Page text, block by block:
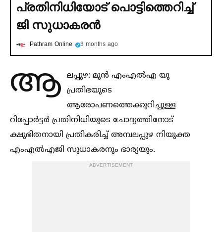
പ്രതിനിധിയോട് പൊട്ടിത്തെറിച്ച്‌
ജി സുധാകരൻ
Pathram Online 3 months ago
ആ ലപ്പുഴ: മുൻ എംഎല്‍എ യു
പ്രതിഭയുടെ
ആരോപണത്തെക്കുറിച്ചുള്ള
റിപ്പോർട്ടർ പ്രതിനിധിയുടെ ചോദ്യത്തിനോട്
ക്ഷുഭിതനായി പ്രതികരിച്ച്‌ അമ്പലപ്പുഴ നിയുക്ത
എംഎല്‍എജി സുധാകരനും ഭാര്യയും.
ADVERTISEMENT